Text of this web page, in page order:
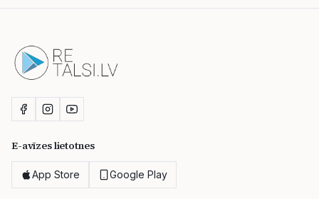
E-avīzes lietotnes
App Store Google Play